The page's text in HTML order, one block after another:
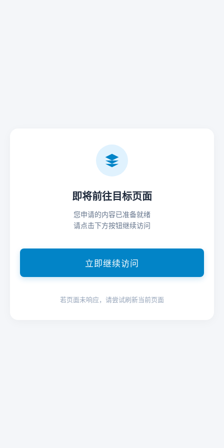
即将前往目标页面
您申请的内容已准备就绪
请点击下方按钮继续访问
立即继续访问
若页面未响应，请尝试刷新当前页面